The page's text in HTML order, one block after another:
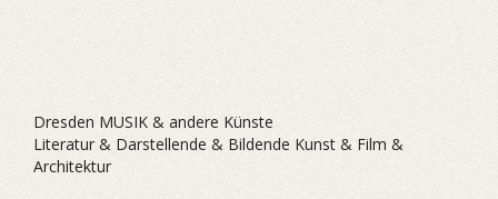
Dresden MUSIK & andere Künste
Literatur & Darstellende & Bildende Kunst & Film &
Architektur